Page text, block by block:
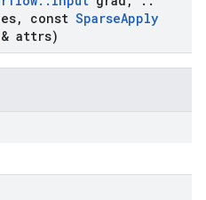
, const SparseApply
& attrs)